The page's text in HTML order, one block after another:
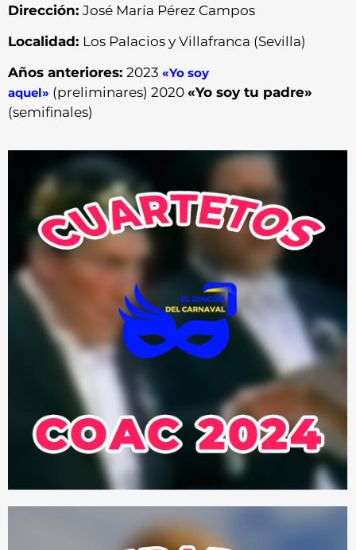
Dirección: José María Pérez Campos
Localidad: Los Palacios y Villafranca (Sevilla)
Años anteriores: 2023 «Yo soy
aquel» (preliminares) 2020 «Yo soy tu padre»
(semifinales)